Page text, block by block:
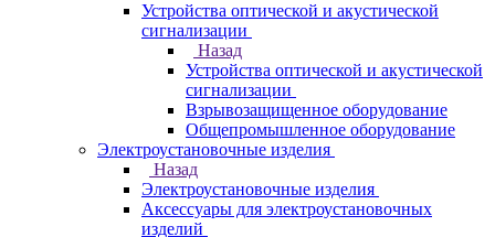
Устройства оптической и акустической
сигнализации
Назад
Устройства оптической и акустической
сигнализации
Взрывозащищенное оборудование
Общепромышленное оборудование
Электроустановочные изделия
Назад
Электроустановочные изделия
Аксессуары для электроустановочных
изделий